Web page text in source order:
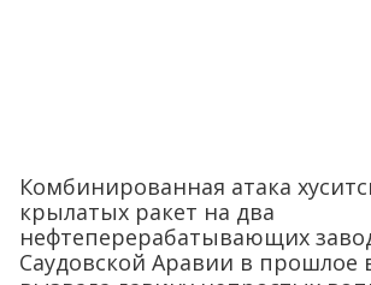
Комбинированная атака
крылатых ракет на два
нефтеперерабатывающих
Саудовской Аравии в прошлое